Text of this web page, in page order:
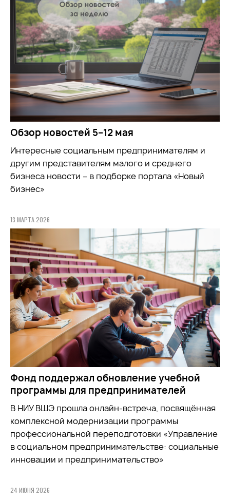
Обзор новостей 5–12 мая
Интересные социальным предпринимателям и
другим представителям малого и среднего
бизнеса новости – в подборке портала «Новый
бизнес»
13 МАРТА 2026
Фонд поддержал обновление учебной
программы для предпринимателей
В НИУ ВШЭ прошла онлайн-встреча, посвящённая
комплексной модернизации программы
профессиональной переподготовки «Управление
в социальном предпринимательстве: социальные
инновации и предпринимательство»
24 ИЮНЯ 2026